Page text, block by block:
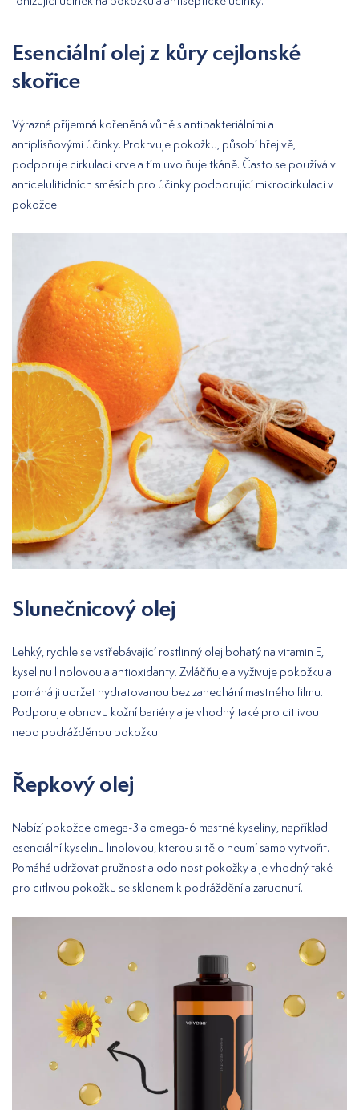
Esenciální olej z kůry cejlonské
skořice
Výrazná příjemná kořeněná vůně s antibakteriálními a
antiplísňovými účinky. Prokrvuje pokožku, působí hřejivě,
podporuje cirkulaci krve a tím uvolňuje tkáně. Často se používá v
anticelulitidních směsích pro účinky podporující mikrocirkulaci v
pokožce.
Slunečnicový olej
Lehký, rychle se vstřebávající rostlinný olej bohatý na vitamin E,
kyselinu linolovou a antioxidanty. Zvláčňuje a vyživuje pokožku a
pomáhá ji udržet hydratovanou bez zanechání mastného filmu.
Podporuje obnovu kožní bariéry a je vhodný také pro citlivou
nebo podrážděnou pokožku.
Řepkový olej
Nabízí pokožce omega-3 a omega-6 mastné kyseliny, například
esenciální kyselinu linolovou, kterou si tělo neumí samo vytvořit.
Pomáhá udržovat pružnost a odolnost pokožky a je vhodný také
pro citlivou pokožku se sklonem k podráždění a zarudnutí.